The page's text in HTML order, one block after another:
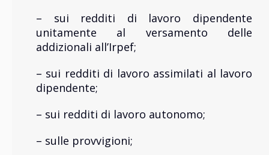
– sui redditi di lavoro dipendente
unitamente al versamento delle
addizionali all’Irpef;
– sui redditi di lavoro assimilati al lavoro
dipendente;
– sui redditi di lavoro autonomo;
– sulle provvigioni;